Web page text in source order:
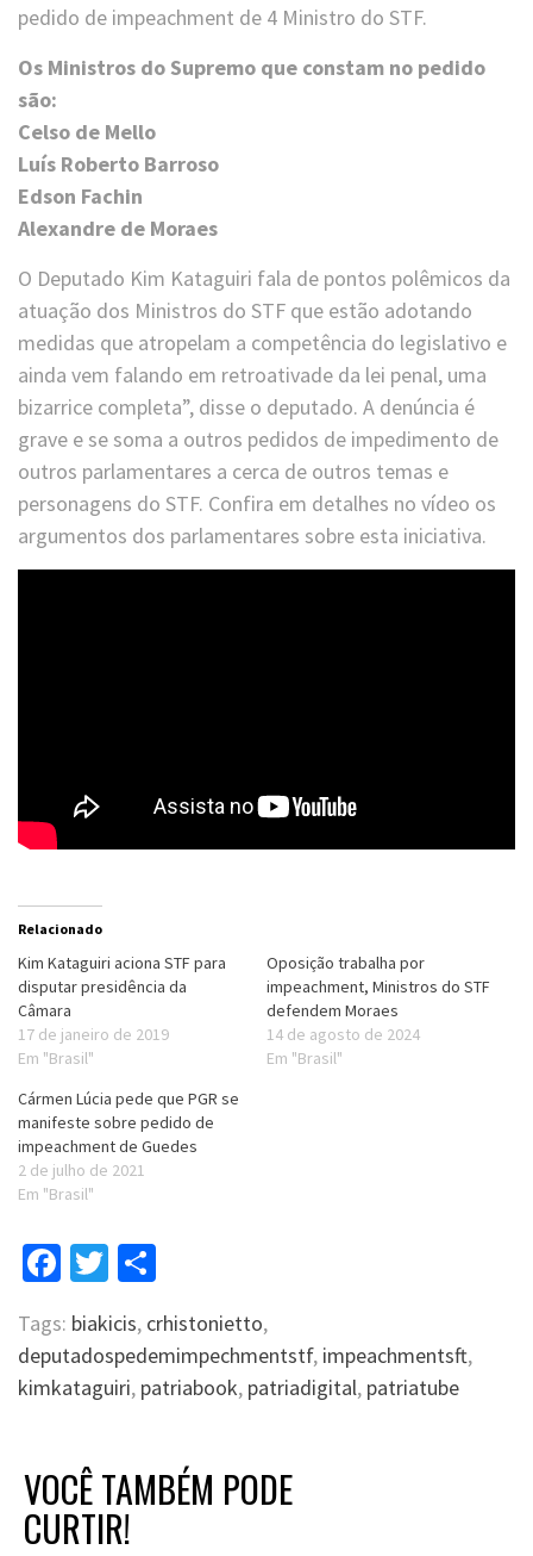
pedido de impeachment de 4 Ministro do STF.
Os Ministros do Supremo que constam no pedido
são:
Celso de Mello
Luís Roberto Barroso
Edson Fachin
Alexandre de Moraes
O Deputado Kim Kataguiri fala de pontos polêmicos da
atuação dos Ministros do STF que estão adotando
medidas que atropelam a competência do legislativo e
ainda vem falando em retroativade da lei penal, uma
bizarrice completa”, disse o deputado. A denúncia é
grave e se soma a outros pedidos de impedimento de
outros parlamentares a cerca de outros temas e
personagens do STF. Confira em detalhes no vídeo os
argumentos dos parlamentares sobre esta iniciativa.
Relacionado
Kim Kataguiri aciona STF para
disputar presidência da
Câmara
17 de janeiro de 2019
Em "Brasil"
Oposição trabalha por
impeachment, Ministros do STF
defendem Moraes
14 de agosto de 2024
Em "Brasil"
Cármen Lúcia pede que PGR se
manifeste sobre pedido de
impeachment de Guedes
2 de julho de 2021
Em "Brasil"
Facebook
Twitter
Tags: biakicis, crhistonietto,
deputadospedemimpechmentstf, impeachmentsft,
kimkataguiri, patriabook, patriadigital, patriatube
VOCÊ TAMBÉM PODE
CURTIR!